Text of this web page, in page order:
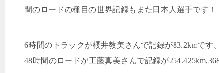
間のロードの種目の世界記録もまた日本人選手です！
6時間のトラックが櫻井教美さんで記録が83.2kmです
48時間のロードが工藤真美さんで記録が